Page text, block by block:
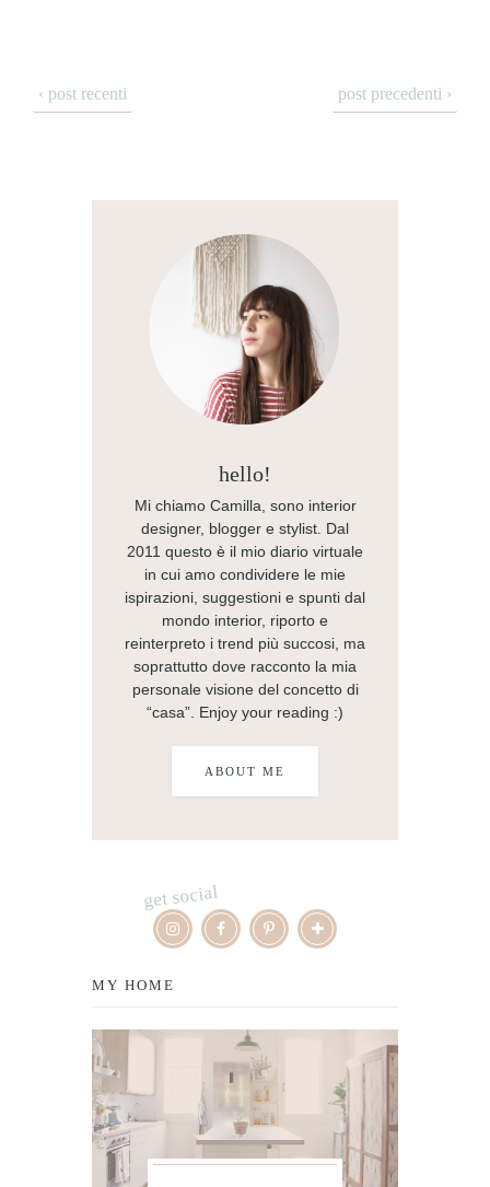
‹ post recenti post precedenti ›
hello!
Mi chiamo Camilla, sono interior
designer, blogger e stylist. Dal
2011 questo è il mio diario virtuale
in cui amo condividere le mie
ispirazioni, suggestioni e spunti dal
mondo interior, riporto e
reinterpreto i trend più succosi, ma
soprattutto dove racconto la mia
personale visione del concetto di
“casa”. Enjoy your reading :)
ABOUT ME
get social
MY HOME